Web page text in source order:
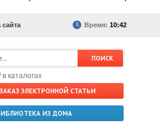
сайта Время: 10:42
в каталогах
ЗАКАЗ ЭЛЕКТРОННОЙ СТАТЬИ
ИЗ ДОМА